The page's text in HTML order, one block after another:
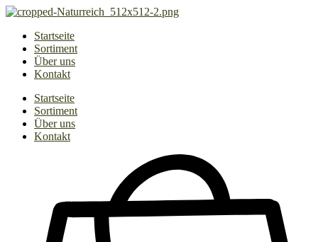
Zum
springenStartseite
Sortiment
Über uns
Kontakt
Startseite
Sortiment
Über uns
Kontakt